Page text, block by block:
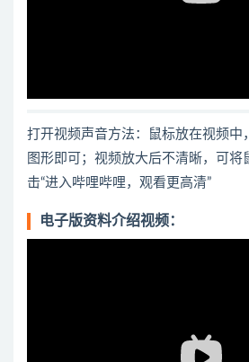
打开视频声音方法：鼠标放在视频中
图形即可；视频放大后不清晰，可将
击“进入哔哩哔哩，观看更高清”
电子版资料介绍视频：